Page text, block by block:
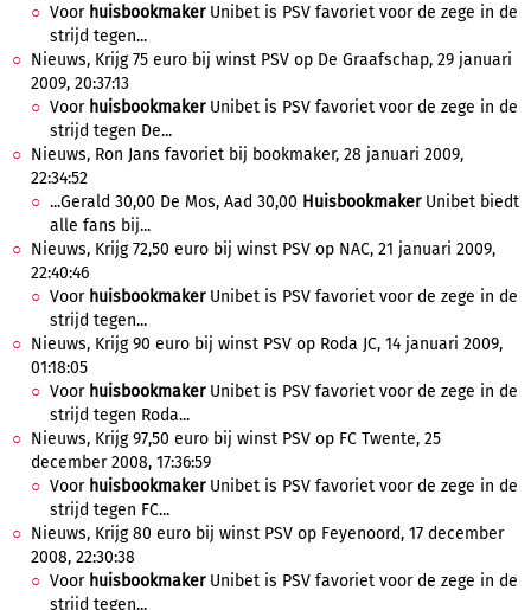
Voor huisbookmakerUnibet is PSV favoriet voor de zege in de
strijd tegen...
Nieuws, Krijg 75 euro bij winst PSV op De Graafschap, 29 januari
2009, 20:37:13
Voor huisbookmakerUnibet is PSV favoriet voor de zege in de
strijd tegen De...
Nieuws, Ron Jans favoriet bij bookmaker, 28 januari 2009,
22:34:52
...Gerald 30,00 De Mos, Aad 30,00 HuisbookmakerUnibet biedt
alle fans bij...
Nieuws, Krijg 72,50 euro bij winst PSV op NAC, 21 januari 2009,
22:40:46
Voor huisbookmakerUnibet is PSV favoriet voor de zege in de
strijd tegen...
Nieuws, Krijg 90 euro bij winst PSV op Roda JC, 14 januari 2009,
01:18:05
Voor huisbookmakerUnibet is PSV favoriet voor de zege in de
strijd tegen Roda...
Nieuws, Krijg 97,50 euro bij winst PSV op FC Twente, 25
december 2008, 17:36:59
Voor huisbookmakerUnibet is PSV favoriet voor de zege in de
strijd tegen FC...
Nieuws, Krijg 80 euro bij winst PSV op Feyenoord, 17 december
2008, 22:30:38
Voor huisbookmakerUnibet is PSV favoriet voor de zege in de
strijd tegen...